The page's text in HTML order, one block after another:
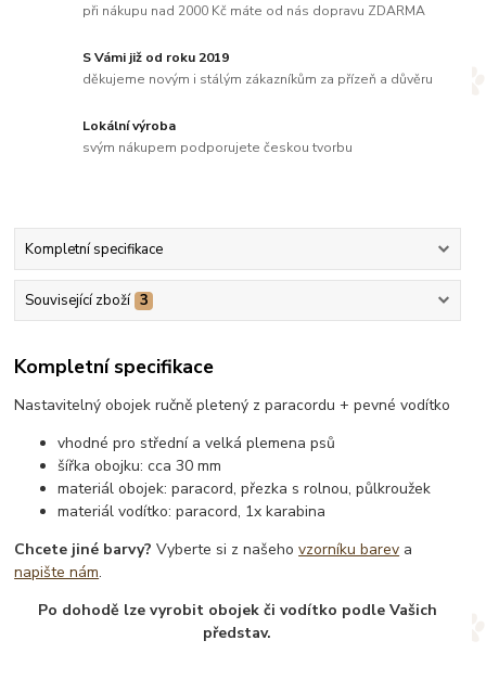
při nákupu nad 2000 Kč máte od nás dopravu ZDARMA
S Vámi již od roku 2019
děkujeme novým i stálým zákazníkům za přízeň a důvěru
Lokální výroba
svým nákupem podporujete českou tvorbu
Kompletní specifikace
Související zboží 3
Kompletní specifikace
Nastavitelný obojek ručně pletený z paracordu + pevné vodítko
vhodné pro střední a velká plemena psů
šířka obojku: cca 30 mm
materiál obojek: paracord, přezka s rolnou, půlkroužek
materiál vodítko: paracord, 1x karabina
Chcete jiné barvy? Vyberte si z našehovzorníku barev a
napište nám.
Po dohodě lze vyrobit obojek či vodítko podle Vašich
představ.